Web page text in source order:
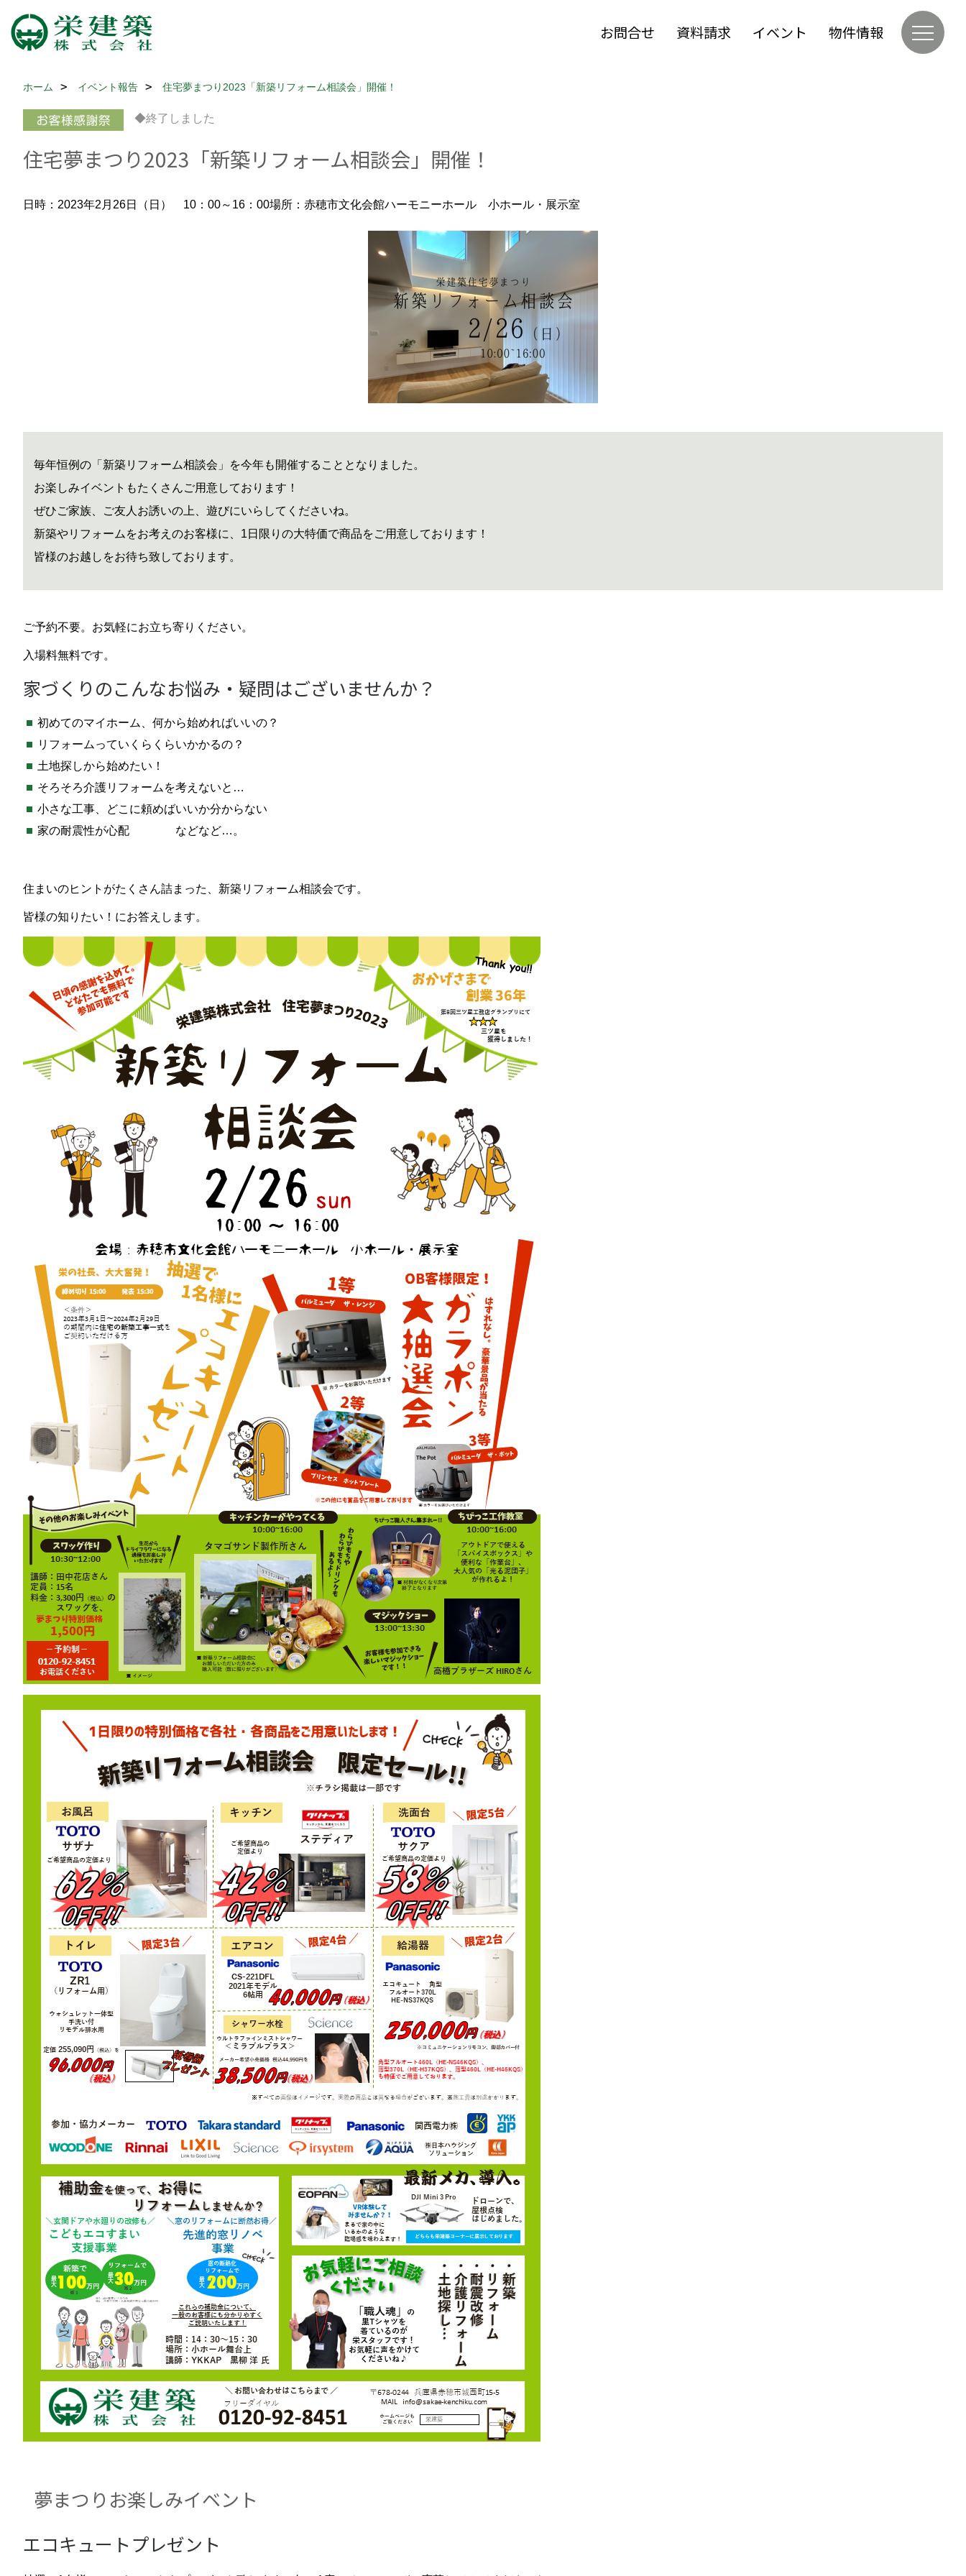
お問合せ 資料請求 イベント 物件情報
ホーム イベント報告 住宅夢まつり2023「新築リフォーム相談会」開催！
◆終了しました
住宅夢まつり2023「新築リフォーム相談会」開催！
日時：2023年2月26日（日） 10：00～16：00場所：赤穂市文化会館ハーモニーホール 小ホール・展示室
毎年恒例の「新築リフォーム相談会」を今年も開催することとなりました。
お楽しみイベントもたくさんご用意しております！
ぜひご家族、ご友人お誘いの上、遊びにいらしてくださいね。
新築やリフォームをお考えのお客様に、1日限りの大特価で商品をご用意しております！
皆様のお越しをお待ち致しております。
ご予約不要。お気軽にお立ち寄りください。
入場料無料です。
家づくりのこんなお悩み・疑問はございませんか？
初めてのマイホーム、何から始めればいいの？
リフォームっていくらくらいかかるの？
土地探しから始めたい！
そろそろ介護リフォームを考えないと…
小さな工事、どこに頼めばいいか分からない
家の耐震性が心配 などなど…。
住まいのヒントがたくさん詰まった、新築リフォーム相談会です。
皆様の知りたい！にお答えします。
夢まつりお楽しみイベント
エコキュートプレゼント